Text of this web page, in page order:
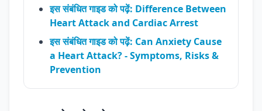
इस संबंधित गाइड को पढ़ें: Difference Between
Heart Attack and Cardiac Arrest
इस संबंधित गाइड को पढ़ें: Can Anxiety Cause
a Heart Attack? - Symptoms, Risks &
Prevention